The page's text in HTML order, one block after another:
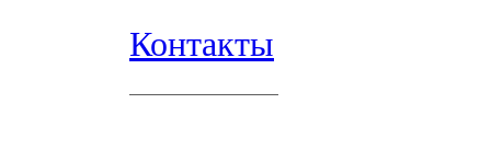
Контакты